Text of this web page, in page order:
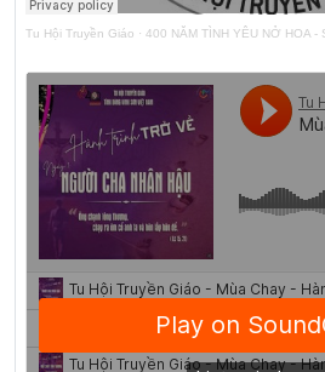
Tu Hội Truyền Giáo · 400 NĂM TÌNH YÊU NỞ HOA -